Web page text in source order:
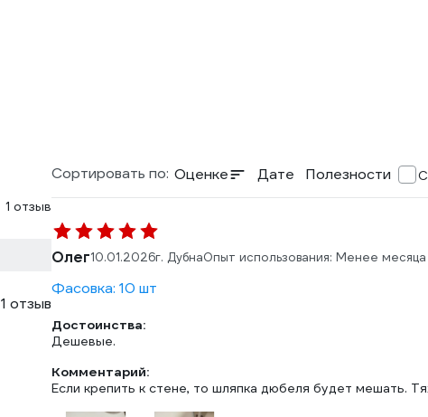
1 отзыв
1 отзыв
Сортировать по: Оценке Дате Полезности
Олег10.01.2026г. ДубнаОпыт использования: Менее месяца
Фасовка: 10 шт
Достоинства:
Дешевые.
Комментарий:
Если крепить к стене, то шляпка дюбеля будет мешать.